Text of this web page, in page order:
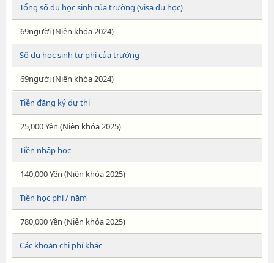
Tổng số du học sinh của trường (visa du học)
69người (Niên khóa 2024)
Số du học sinh tư phí của trường
69người (Niên khóa 2024)
Tiền đăng ký dự thi
25,000 Yên (Niên khóa 2025)
Tiền nhập học
140,000 Yên (Niên khóa 2025)
Tiền học phí / năm
780,000 Yên (Niên khóa 2025)
Các khoản chi phí khác